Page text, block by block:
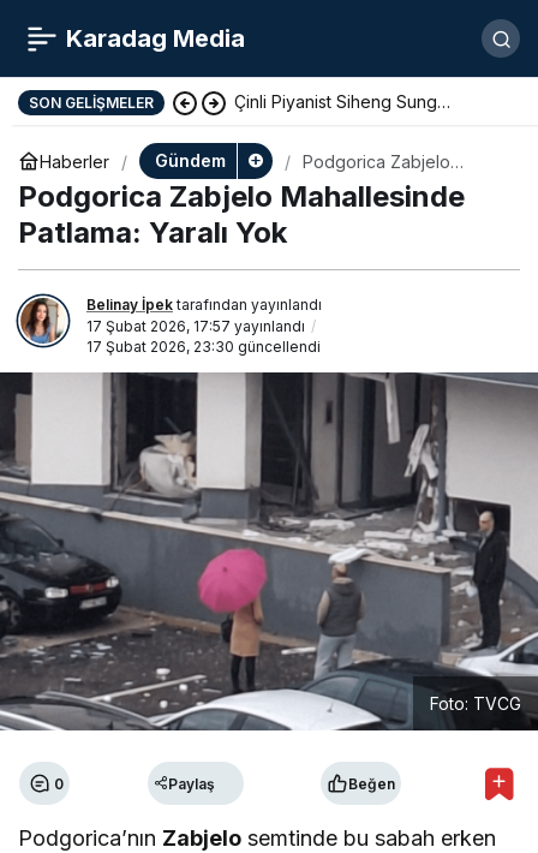
Karadag Media
SON GELIŞMELER Çinli Piyanist Siheng Sung
KotorArt Festivalinde Sahne Alıyor
Haberler Gündem
Podgorica Zabjelo
Mahallesinde Patlama:
Yaralı Yok
Podgorica Zabjelo Mahallesinde
Patlama: Yaralı Yok
Belinay İpektarafından yayınlandı
17 Şubat 2026, 17:57 yayınlandı
17 Şubat 2026, 23:30 güncellendi
Foto: TVCG
0 Paylaş Beğen
Podgorica’nın Zabjelo semtinde bu sabah erken